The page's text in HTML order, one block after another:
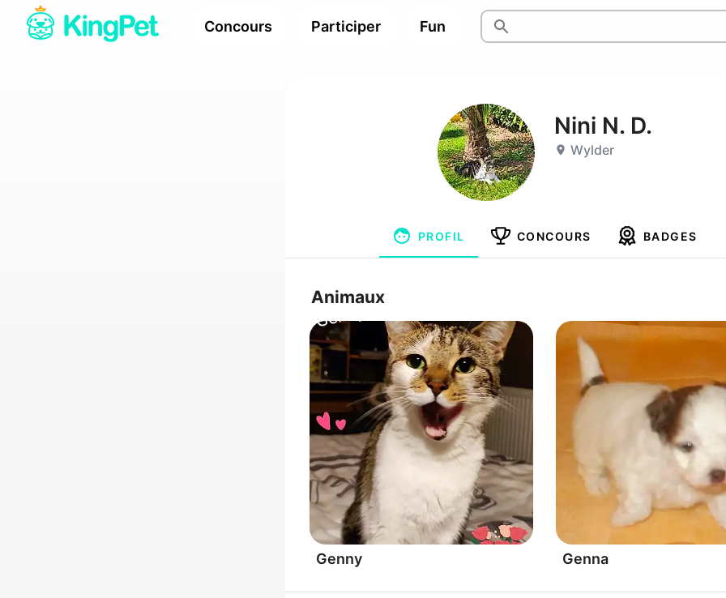
Concours Participer Fun
Nini N. D.
Wylder
PROFIL CONCOURS BADGES
Animaux
Genny Genna